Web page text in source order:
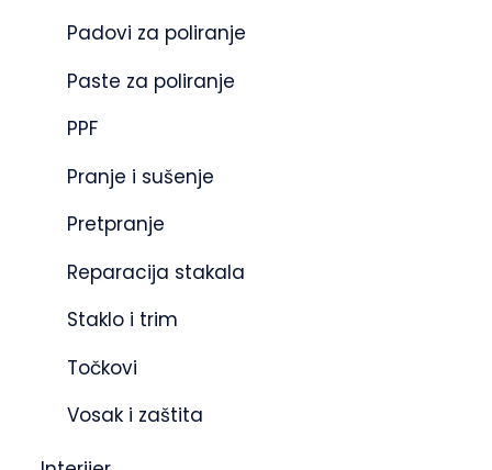
Padovi za poliranje
Paste za poliranje
PPF
Pranje i sušenje
Pretpranje
Reparacija stakala
Staklo i trim
Točkovi
Vosak i zaštita